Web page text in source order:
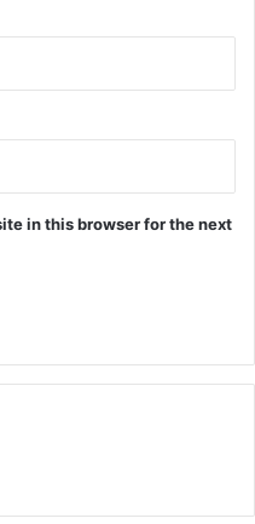
in this browser for the next